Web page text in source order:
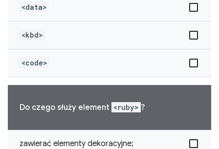
<data>
<kbd>
<code>
Do czego służy element <ruby> ?
zawierać elementy dekoracyjne;